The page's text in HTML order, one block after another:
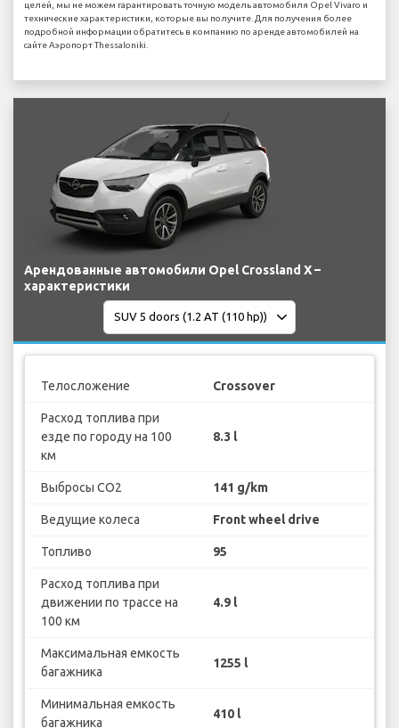
целей, мы не можем гарантировать точную модель автомобиля Opel Vivaro и
технические характеристики, которые вы получите. Для получения более
подробной информации обратитесь в компанию по аренде автомобилей на
сайте Аэропорт Thessaloniki.
Арендованные автомобили Opel Crossland X –
характеристики
Телосложение Crossover
Расход топлива при
езде по городу на 100
км
8.3 l
Выбросы CO2 141 g/km
Ведущие колеса Front wheel drive
Топливо 95
Расход топлива при
движении по трассе на
100 км
4.9 l
Максимальная емкость
багажника
1255 l
Минимальная емкость
багажника
410 l